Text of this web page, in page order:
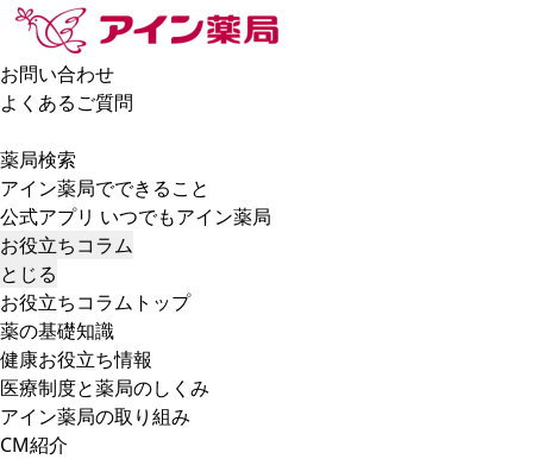
お問い合わせ
よくあるご質問
薬局検索
アイン薬局でできること
公式アプリ いつでもアイン薬局
お役立ちコラム
とじる
お役立ちコラムトップ
薬の基礎知識
健康お役立ち情報
医療制度と薬局のしくみ
アイン薬局の取り組み
CM紹介